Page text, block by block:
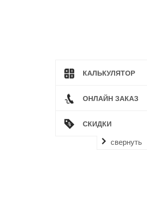
КАЛЬКУЛЯТОР
ОНЛАЙН ЗАКАЗ
СКИДКИ
свернуть